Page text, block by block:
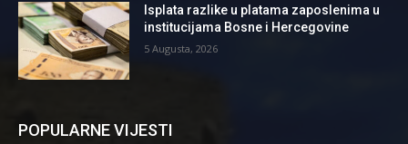
Isplata razlike u platama zaposlenima u
institucijama Bosne i Hercegovine
5 Augusta, 2026
POPULARNE VIJESTI